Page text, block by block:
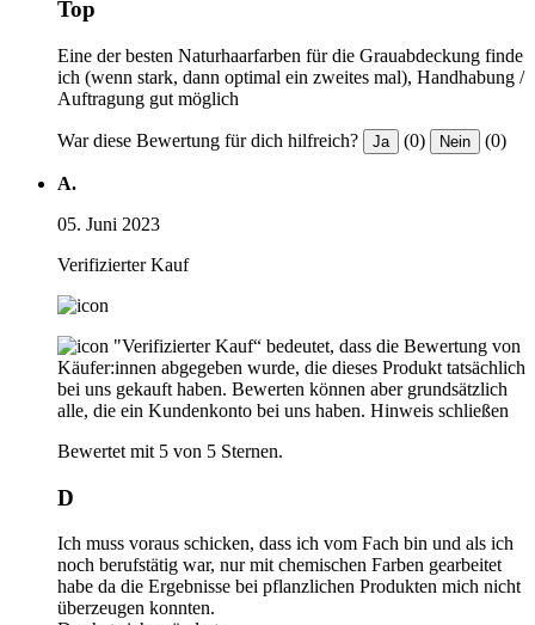
Top
Eine der besten Naturhaarfarben für die Grauabdeckung finde
ich (wenn stark, dann optimal ein zweites mal), Handhabung /
Auftragung gut möglich
War diese Bewertung für dich hilfreich? Ja (0) Nein (0)
A.
05. Juni 2023
Verifizierter Kauf
"Verifizierter Kauf“ bedeutet, dass die Bewertung von
Käufer:innen abgegeben wurde, die dieses Produkt tatsächlich
bei uns gekauft haben. Bewerten können aber grundsätzlich
alle, die ein Kundenkonto bei uns haben. Hinweis schließen
Bewertet mit 5 von 5 Sternen.
D
Ich muss voraus schicken, dass ich vom Fach bin und als ich
noch berufstätig war, nur mit chemischen Farben gearbeitet
habe da die Ergebnisse bei pflanzlichen Produkten mich nicht
überzeugen konnten.